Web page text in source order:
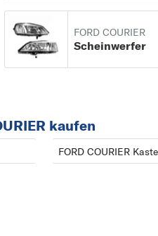
MAVERICK
MONDEO
MAX
FORD COURIER
Scheinwerfer
kaufen
FORD COURIER